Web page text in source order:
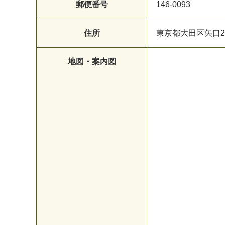
郵便番号 146-0093
住所 東京都大田区矢口
地図・案内図